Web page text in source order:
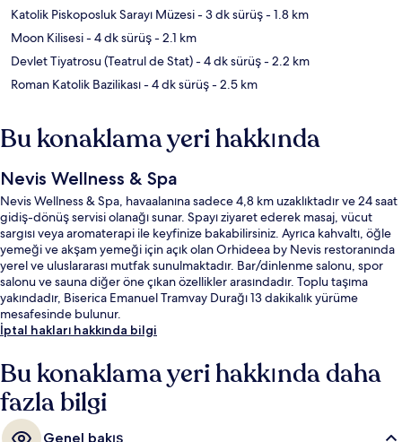
Katolik Piskoposluk Sarayı Müzesi- 3 dk sürüş- 1.8 km
Moon Kilisesi- 4 dk sürüş- 2.1 km
Devlet Tiyatrosu (Teatrul de Stat)- 4 dk sürüş- 2.2 km
Roman Katolik Bazilikası- 4 dk sürüş- 2.5 km
Bu konaklama yeri hakkında
Nevis Wellness & Spa
Nevis Wellness & Spa, havaalanına sadece 4,8 km uzaklıktadır ve 24 saat
gidiş-dönüş servisi olanağı sunar. Spayı ziyaret ederek masaj, vücut
sargısı veya aromaterapi ile keyfinize bakabilirsiniz. Ayrıca kahvaltı, öğle
yemeği ve akşam yemeği için açık olan Orhideea by Nevis restoranında
yerel ve uluslararası mutfak sunulmaktadır. Bar/dinlenme salonu, spor
salonu ve sauna diğer öne çıkan özellikler arasındadır. Toplu taşıma
yakındadır, Biserica Emanuel Tramvay Durağı 13 dakikalık yürüme
mesafesinde bulunur.
İptal hakları hakkında bilgi
Bu konaklama yeri hakkında daha
fazla bilgi
Genel bakış